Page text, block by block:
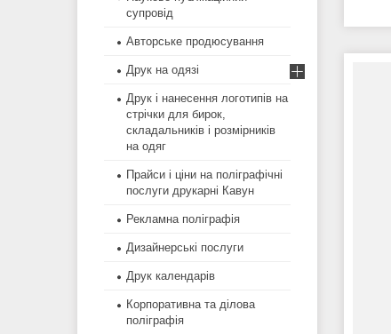
супровід
Авторське продюсування
Друк на одязі
Друк і нанесення логотипів на
стрічки для бирок,
складальників і розмірників
на одяг
Прайси і ціни на поліграфічні
послуги друкарні Кавун
Рекламна поліграфія
Дизайнерські послуги
Друк календарів
Корпоративна та ділова
поліграфія